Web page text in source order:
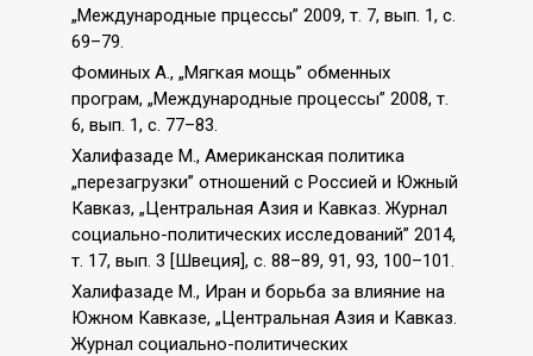
„Международные прцессы” 2009, т. 7, вып. 1, с.
69–79.
Фоминых А., „Мягкая мощь” обменных
програм, „Международные процессы” 2008, т.
6, вып. 1, c. 77–83.
Халифазаде М., Американская политика
„перезагрузки” отношений с Россией и Южный
Кавказ, „Центральная Азия и Кавказ. Журнал
социально-политических исследований” 2014,
т. 17, вып. 3 [Швеция], с. 88–89, 91, 93, 100–101.
Халифазаде М., Иран и борьба за влияние на
Южном Кавказе, „Центральная Азия и Кавказ.
Журнал социально-политических